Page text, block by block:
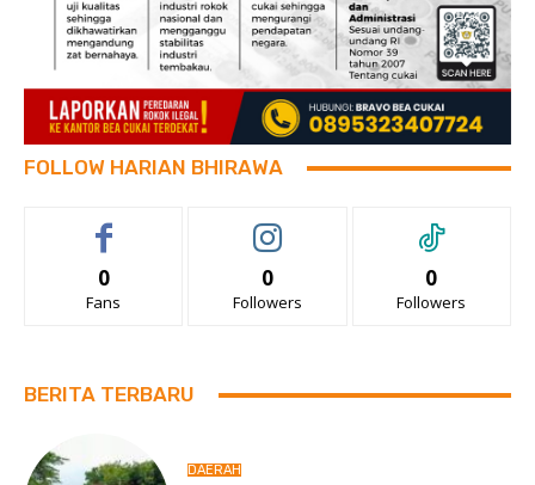
FOLLOW HARIAN BHIRAWA
0
Fans
0
Followers
0
Followers
BERITA TERBARU
DAERAH